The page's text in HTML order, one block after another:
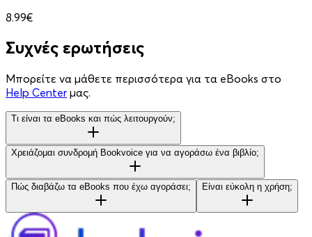
8.99€
Συχνές ερωτήσεις
Μπορείτε να μάθετε περισσότερα για τα eBooks στο
Help Center μας.
Τι είναι τα eBooks και πώς λειτουργούν;
Χρειάζομαι συνδρομή Bookvoice για να αγοράσω ένα βιβλίο;
Πώς διαβάζω τα eBooks που έχω αγοράσει; Είναι εύκολη η χρήση;